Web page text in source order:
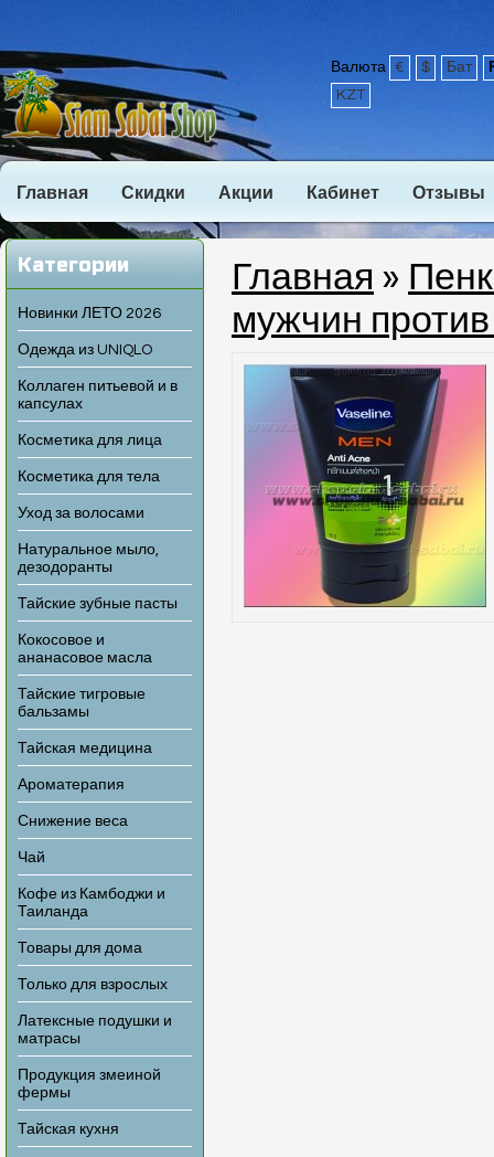
Валюта € $ Бат
KZT
Главная Скидки Акции Кабинет Отзывы
Категории
Новинки ЛЕТО 2026
Одежда из UNIQLO
Коллаген питьевой и в
капсулах
Косметика для лица
Косметика для тела
Уход за волосами
Натуральное мыло,
дезодоранты
Тайские зубные пасты
Кокосовое и
ананасовое масла
Тайские тигровые
бальзамы
Тайская медицина
Ароматерапия
Снижение веса
Чай
Кофе из Камбоджи и
Таиланда
Товары для дома
Только для взрослых
Латексные подушки и
матрасы
Продукция змеиной
фермы
Тайская кухня
Главная »
мужчин